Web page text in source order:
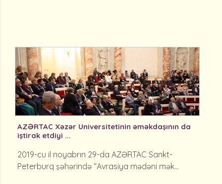
AZƏRTAC Xəzər Universitetinin əməkdaşının da
iştirak etdiyi ...
2019-cu il noyabrın 29-da AZƏRTAC Sankt-
Peterburq şəhərində “Avrasiya mədəni mək...